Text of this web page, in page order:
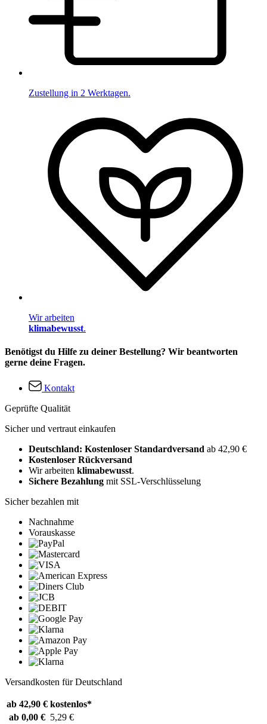
Zustellung in 2 Werktagen.
Wir arbeiten
klimabewusst.
Benötigst du Hilfe zu deiner Bestellung? Wir beantworten
gerne deine Fragen.
Kontakt
Geprüfte Qualität
Sicher und vertraut einkaufen
Deutschland: Kostenloser Standardversand ab 42,90 €
Kostenloser Rückversand
Wir arbeiten klimabewusst.
Sichere Bezahlung mit SSL-Verschlüsselung
Sicher bezahlen mit
Nachnahme
Vorauskasse
Versandkosten für Deutschland
ab 42,90 € kostenlos*
ab 0,00 € 5,29 €